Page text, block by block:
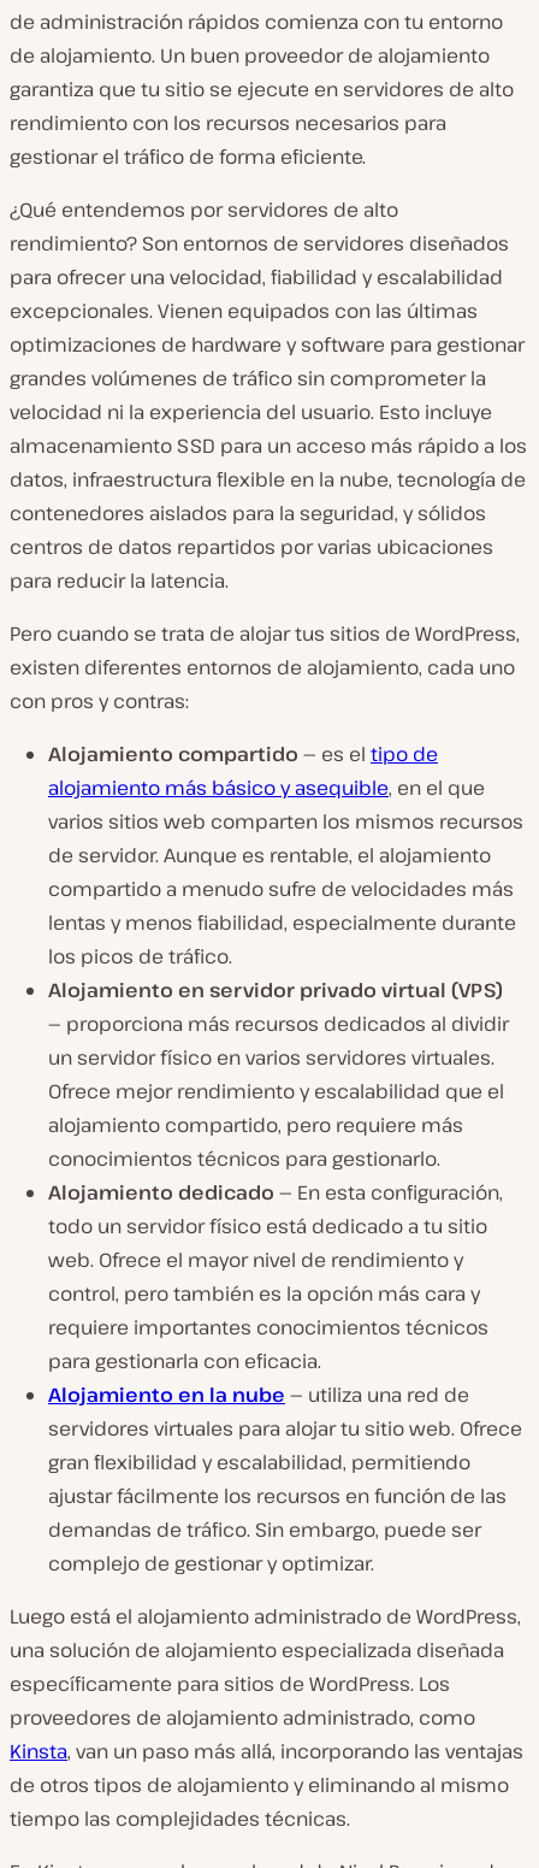
de administración rápidos comienza con tu entorno
de alojamiento. Un buen proveedor de alojamiento
garantiza que tu sitio se ejecute en servidores de alto
rendimiento con los recursos necesarios para
gestionar el tráfico de forma eficiente.
¿Qué entendemos por servidores de alto
rendimiento? Son entornos de servidores diseñados
para ofrecer una velocidad, fiabilidad y escalabilidad
excepcionales. Vienen equipados con las últimas
optimizaciones de hardware y software para gestionar
grandes volúmenes de tráfico sin comprometer la
velocidad ni la experiencia del usuario. Esto incluye
almacenamiento SSD para un acceso más rápido a los
datos, infraestructura flexible en la nube, tecnología de
contenedores aislados para la seguridad, y sólidos
centros de datos repartidos por varias ubicaciones
para reducir la latencia.
Pero cuando se trata de alojar tus sitios de WordPress,
existen diferentes entornos de alojamiento, cada uno
con pros y contras:
Alojamiento compartido — es el tipo de
alojamiento más básico y asequible, en el que
varios sitios web comparten los mismos recursos
de servidor. Aunque es rentable, el alojamiento
compartido a menudo sufre de velocidades más
lentas y menos fiabilidad, especialmente durante
los picos de tráfico.
Alojamiento en servidor privado virtual (VPS)
— proporciona más recursos dedicados al dividir
un servidor físico en varios servidores virtuales.
Ofrece mejor rendimiento y escalabilidad que el
alojamiento compartido, pero requiere más
conocimientos técnicos para gestionarlo.
Alojamiento dedicado — En esta configuración,
todo un servidor físico está dedicado a tu sitio
web. Ofrece el mayor nivel de rendimiento y
control, pero también es la opción más cara y
requiere importantes conocimientos técnicos
para gestionarla con eficacia.
Alojamiento en la nube — utiliza una red de
servidores virtuales para alojar tu sitio web. Ofrece
gran flexibilidad y escalabilidad, permitiendo
ajustar fácilmente los recursos en función de las
demandas de tráfico. Sin embargo, puede ser
complejo de gestionar y optimizar.
Luego está el alojamiento administrado de WordPress,
una solución de alojamiento especializada diseñada
específicamente para sitios de WordPress. Los
proveedores de alojamiento administrado, como
Kinsta, van un paso más allá, incorporando las ventajas
de otros tipos de alojamiento y eliminando al mismo
tiempo las complejidades técnicas.